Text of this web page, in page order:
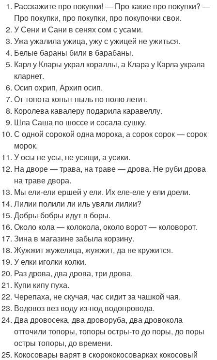
Расскажите про покупки! — Про какие про покупки? —
Про покупки, про покупки, про покупочки свои.
У Сени и Сани в сенях сом с усами.
Ужа ужалила ужица, ужу с ужицей не ужиться.
Белые бараны били в барабаны.
Карл у Клары украл кораллы, а Клара у Карла украла
кларнет.
Осип охрип, Архип осип.
От топота копыт пыль по полю летит.
Королева кавалеру подарила каравеллу.
Шла Саша по шоссе и сосала сушку.
С одной сорокой одна морока, а сорок сорок — сорок
морок.
У осы не усы, не усищи, а усики.
На дворе — трава, на траве — дрова. Не руби дрова
на траве двора.
Мы ели-ели ершей у ели. Их еле-еле у ели доели.
Лилии полили ли иль увяли лилии?
Добры бобры идут в боры.
Около кола — колокола, около ворот — коловорот.
Зина в магазине забыла корзину.
Жужжит жужелица, жужжит, да не кружится.
У елки иголки колки.
Раз дрова, два дрова, три дрова.
Купи кипу пуха.
Черепаха, не скучая, час сидит за чашкой чая.
Водовоз вез воду из-под водопровода.
Два дровосека, два дроворуба, два дровокола
отточили топоры, топоры остры-то до поры, до поры
остры топоры, до времени.
Кокосовары варят в скорококосоварках кокосовый